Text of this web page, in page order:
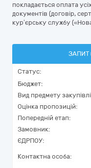
покладається оплата
документів (договір,
кур’єрську службу
ЗАПИТ
Статус:
Бюджет:
Вид предмету
Оцінка пропозицій:
Попередній етап:
Замовник:
ЄДРПОУ:
Контактна особа: